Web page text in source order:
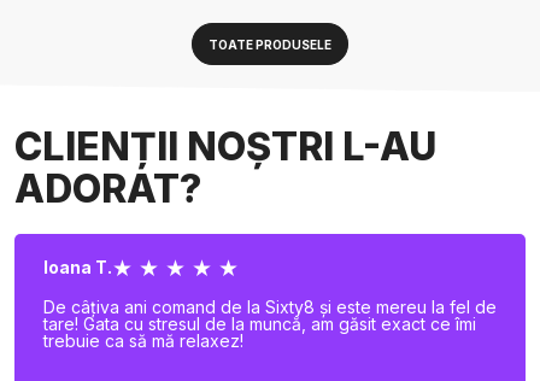
TOATE PRODUSELE
CLIENȚII NOȘTRI L-AU
ADORAT?
Ioana T.★ ★ ★ ★ ★
De câțiva ani comand de la Sixty8 și este mereu la fel de
tare! Gata cu stresul de la muncă, am găsit exact ce îmi
trebuie ca să mă relaxez!